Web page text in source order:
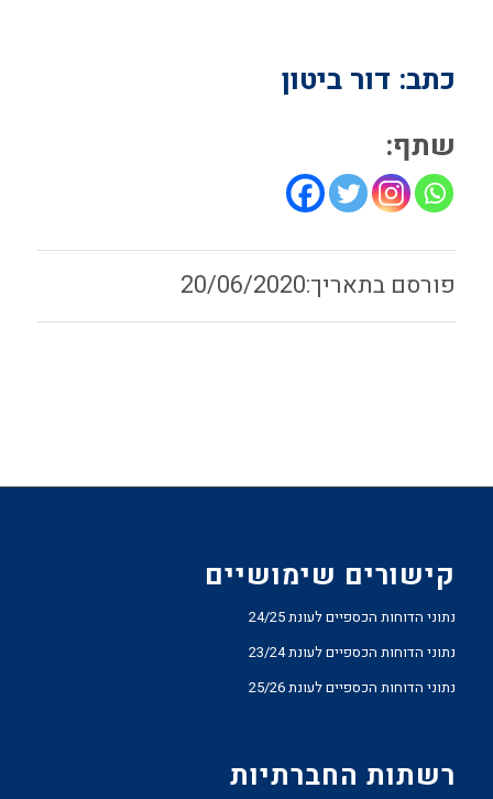
כתב: דור ביטון
שתף:
20/06/2020
קישורים שימושיים
נתוני הדוחות הכספיים לעונת 24/25
נתוני הדוחות הכספיים לעונת 23/24
נתוני הדוחות הכספיים לעונת 25/26
רשתות החברתיות